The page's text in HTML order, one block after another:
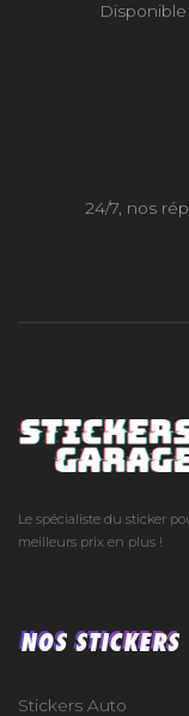
24/7, nos
Le spécialiste du sticker
meilleurs prix en plus !
NOS STICKERS
Stickers Auto